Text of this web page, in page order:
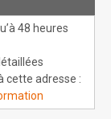
48 heures
cette adresse :